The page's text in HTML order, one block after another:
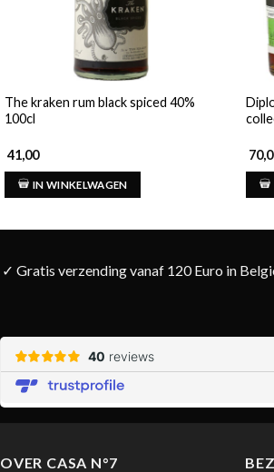
The kraken rum black spiced 40%
100cl
41,00
IN WINKELWAGEN
✓ Gratis verzending vanaf 120 Euro in
OVER CASA N°7